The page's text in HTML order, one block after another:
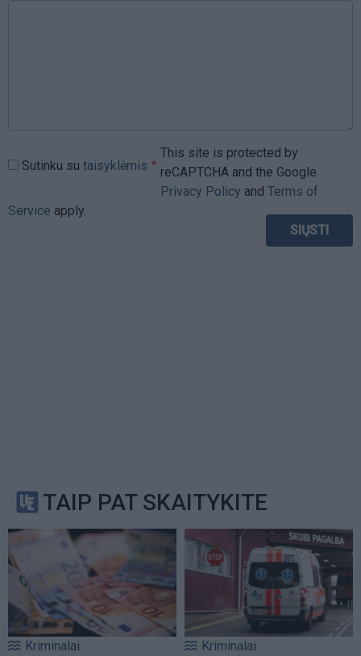
Sutinku su taisyklėmis
This site is protected by
reCAPTCHA and the Google
Privacy Policy and Terms of
Service apply.
TAIP PAT SKAITYKITE
Kriminalai Kriminalai